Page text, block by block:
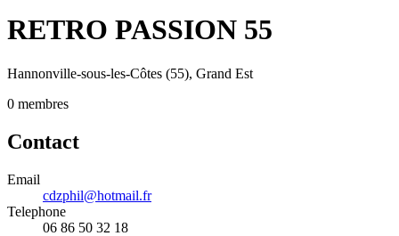
RETRO PASSION 55
Hannonville-sous-les-Côtes (55), Grand Est
0 membres
Contact
Email
cdzphil@hotmail.fr
Telephone
06 86 50 32 18